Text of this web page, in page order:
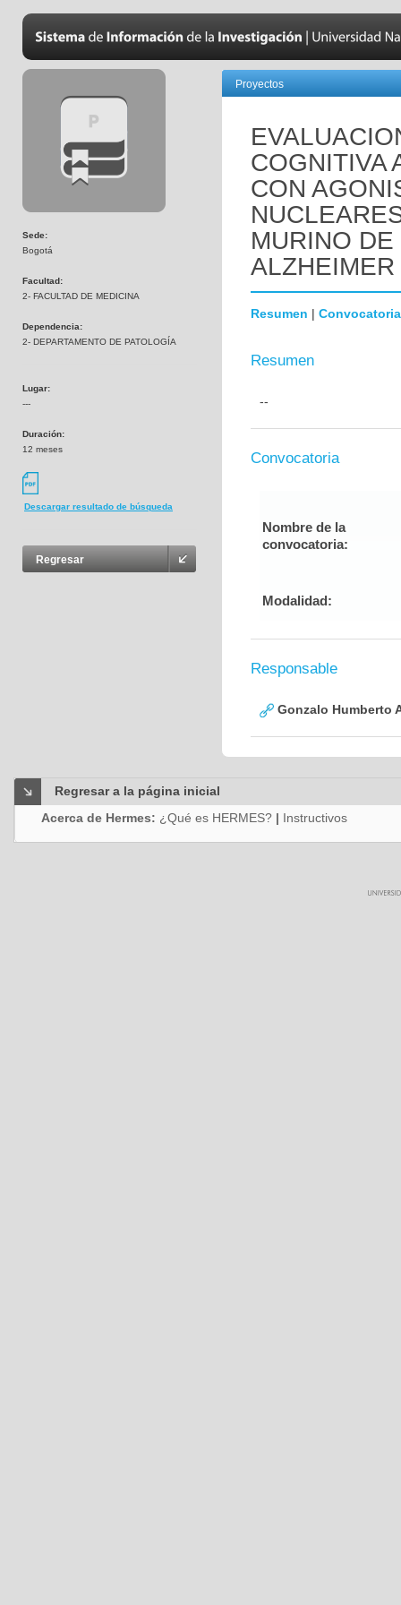
Sede:
Bogotá
Facultad:
2- FACULTAD DE MEDICINA
Dependencia:
2- DEPARTAMENTO DE PATOLOGÍA
Lugar:
---
Duración:
12 meses
Descargar resultado de búsqueda
Regresar
Proyectos
COGNITIVA
CON
MURINO
Resumen | Convocatoria
Resumen
--
Convocatoria
Nombre de la
convocatoria:
Modalidad:
Responsable
Gonzalo Humberto
Regresar a la página inicial
Acerca de Hermes: ¿Qué es HERMES? | Instructivos